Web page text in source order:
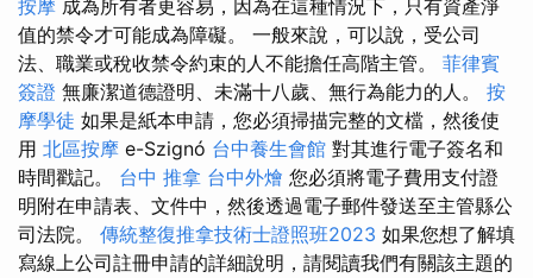
按摩 成為所有者更容易，因為在這種情況下，只有資產淨
值的禁令才可能成為障礙。 一般來說，可以說，受公司
法、職業或稅收禁令約束的人不能擔任高階主管。 菲律賓
簽證 無廉潔道德證明、未滿十八歲、無行為能力的人。 按
摩學徒 如果是紙本申請，您必須掃描完整的文檔，然後使
用 北區按摩 e-Szignó 台中養生會館 對其進行電子簽名和
時間戳記。 台中 推拿 台中外燴 您必須將電子費用支付證
明附在申請表、文件中，然後透過電子郵件發送至主管縣公
司法院。 傳統整復推拿技術士證照班2023 如果您想了解填
寫線上公司註冊申請的詳細說明，請閱讀我們有關該主題的